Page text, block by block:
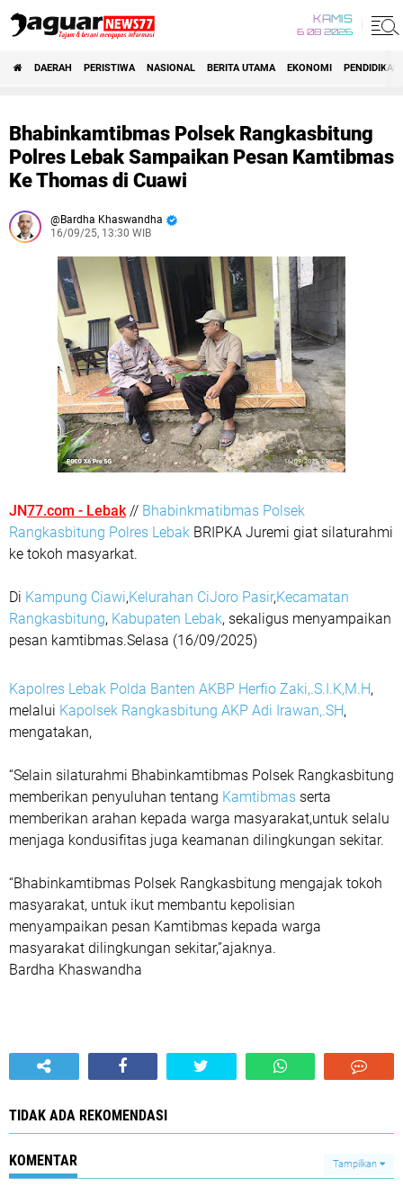
KAMIS
6 08 2026
DAERAH PERISTIWA NASIONAL BERITA UTAMA EKONOMI PENDIDIKAN
Bhabinkamtibmas Polsek Rangkasbitung
Polres Lebak Sampaikan Pesan Kamtibmas
Ke Thomas di Cuawi
Bardha Khaswandha
16/09/25, 13:30 WIB
JN77.com - Lebak// Bhabinkmatibmas Polsek
Rangkasbitung Polres Lebak BRIPKA Juremi giat silaturahmi
ke tokoh masyarkat.
Di Kampung Ciawi,Kelurahan CiJoro Pasir,Kecamatan
Rangkasbitung, Kabupaten Lebak, sekaligus menyampaikan
pesan kamtibmas.Selasa (16/09/2025)
Kapolres Lebak Polda Banten AKBP Herfio Zaki,.S.I.K,M.H,
melalui Kapolsek Rangkasbitung AKP Adi Irawan,.SH,
mengatakan,
“Selain silaturahmi Bhabinkamtibmas Polsek Rangkasbitung
memberikan penyuluhan tentang Kamtibmas serta
memberikan arahan kepada warga masyarakat,untuk selalu
menjaga kondusifitas juga keamanan dilingkungan sekitar.
“Bhabinkamtibmas Polsek Rangkasbitung mengajak tokoh
masyarakat, untuk ikut membantu kepolisian
menyampaikan pesan Kamtibmas kepada warga
masyarakat dilingkungan sekitar,”ajaknya.
Bardha Khaswandha
TIDAK ADA REKOMENDASI
KOMENTAR Tampilkan